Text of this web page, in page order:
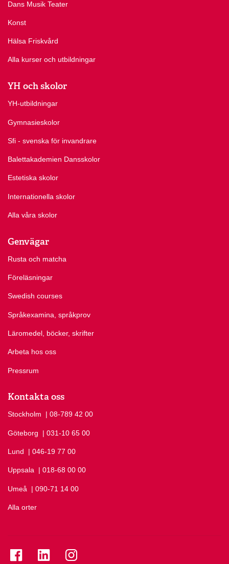
Dans Musik Teater
Konst
Hälsa Friskvård
Alla kurser och utbildningar
YH och skolor
YH-utbildningar
Gymnasieskolor
Sfi - svenska för invandrare
Balettakademien Dansskolor
Estetiska skolor
Internationella skolor
Alla våra skolor
Genvägar
Rusta och matcha
Föreläsningar
Swedish courses
Språkexamina, språkprov
Läromedel, böcker, skrifter
Arbeta hos oss
Pressrum
Kontakta oss
Stockholm Ring Stockholm på
| 08-789 42 00
Göteborg Ring Göteborg på
| 031-10 65 00
Lund Ring Lund på
| 046-19 77 00
Uppsala Ring Uppsala på
| 018-68 00 00
Umeå Ring Umeå på
| 090-71 14 00
Alla orter
Se folkuniversitetet på Facebook
Se folkuniversitetet på LinkedIn